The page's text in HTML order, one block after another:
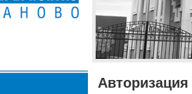
Авторизация